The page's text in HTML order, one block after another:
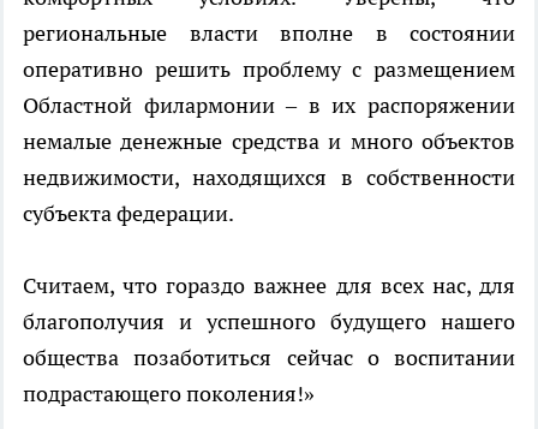
региональные власти вполне в состоянии
оперативно решить проблему с размещением
Областной филармонии – в их распоряжении
немалые денежные средства и много объектов
недвижимости, находящихся в собственности
субъекта федерации.
Считаем, что гораздо важнее для всех нас, для
благополучия и успешного будущего нашего
общества позаботиться сейчас о воспитании
подрастающего поколения!»